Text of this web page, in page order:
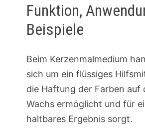
Funktion,
Beispiele
Beim Kerzenmalmedium
sich um ein flüssiges
die Haftung der Farben auf
Wachs ermöglicht und für
haltbares Ergebnis sorgt.